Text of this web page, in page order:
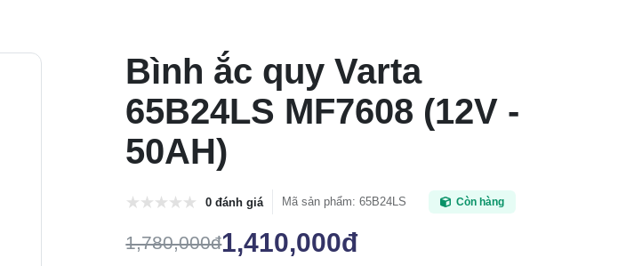
Bình ắc quy Varta
65B24LS MF7608 (12V -
50AH)
0 đánh giá Mã sản phẩm:65B24LS Còn hàng
1,780,000đ1,410,000đ